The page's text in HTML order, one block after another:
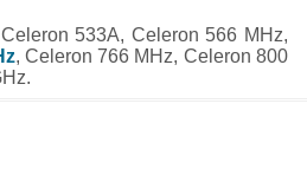
533A, Celeron 566 MHz,
, Celeron 766 MHz, Celeron 800